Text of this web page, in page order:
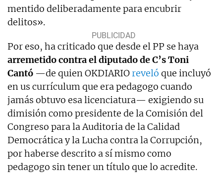
mentido deliberadamente para encubrir
delitos».
Por eso, ha criticado que desde el PP se haya
arremetido contra el diputado de C’s Toni
Cantó —de quien OKDIARIOreveló que incluyó
en us currículum que era pedagogo cuando
jamás obtuvo esa licenciatura— exigiendo su
dimisión como presidente de la Comisión del
Congreso para la Auditoria de la Calidad
Democrática y la Lucha contra la Corrupción,
por haberse descrito a sí mismo como
pedagogo sin tener un título que lo acredite.